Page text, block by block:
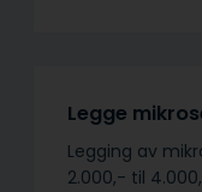
Legge
Legging av
2.000,- til